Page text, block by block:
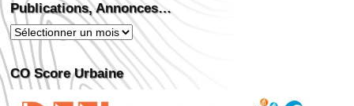
Publications, Annonces…
Publications,
Annonces…
CO Score Urbaine